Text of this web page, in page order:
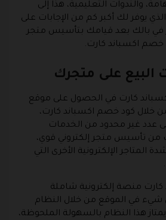
والندوات التعليمية، هذا إلى
يوفر لك أكبر كم من الإجابات على
في بالك بعد قيامك بتأسيس متجر
خصم اكسباند كارت.
البيع على متجرك
كارت في الحصول على موقع
خلال كود خصم اكسباند كارت،
غير محدود من الخدمات
من تأسيس متجر إلكتروني قوي،
الإلكترونية الأخرى التي
منصة إلكترونية شاملة
شيء في الموقع من خلال النظام
هذا النظام بالسهولة الملحوظة،